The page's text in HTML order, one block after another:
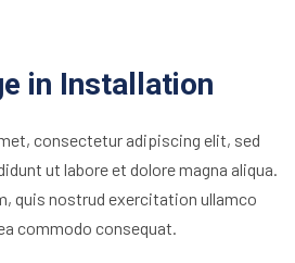
in Installation
consectetur adipiscing elit, sed
ut labore et dolore magna aliqua.
quis nostrud exercitation ullamco
commodo consequat.